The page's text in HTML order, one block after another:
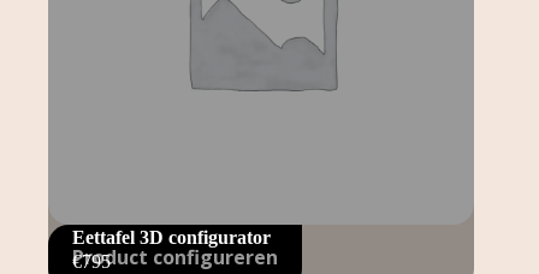
€795
Eettafel 3D configurator
Product configureren